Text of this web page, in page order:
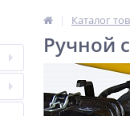
Каталог
Ручной